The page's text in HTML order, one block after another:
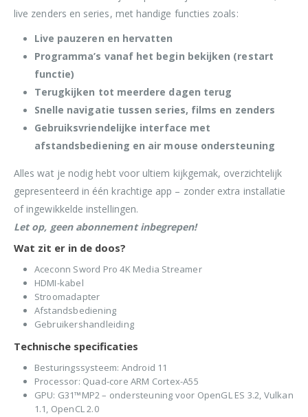
live zenders en series, met handige functies zoals:
Live pauzeren en hervatten
Programma’s vanaf het begin bekijken (restart
functie)
Terugkijken tot meerdere dagen terug
Snelle navigatie tussen series, films en zenders
Gebruiksvriendelijke interface met
afstandsbediening en air mouse ondersteuning
Alles wat je nodig hebt voor ultiem kijkgemak, overzichtelijk
gepresenteerd in één krachtige app – zonder extra installatie
of ingewikkelde instellingen.
Let op, geen abonnement inbegrepen!
Wat zit er in de doos?
Aceconn Sword Pro 4K Media Streamer
HDMI-kabel
Stroomadapter
Afstandsbediening
Gebruikershandleiding
Technische specificaties
Besturingssysteem: Android 11
Processor: Quad-core ARM Cortex-A55
GPU: G31™MP2 – ondersteuning voor OpenGL ES 3.2, Vulkan
1.1, OpenCL 2.0